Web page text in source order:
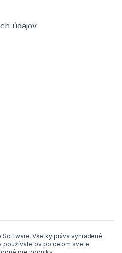
údajov
Všetky práva vyhradené.
používateľov po celom svete